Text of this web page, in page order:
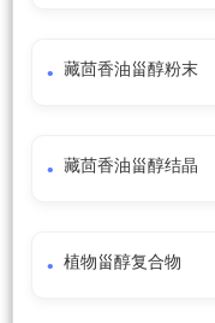
藏茴香油甾醇粉末
藏茴香油甾醇结晶
植物甾醇复合物